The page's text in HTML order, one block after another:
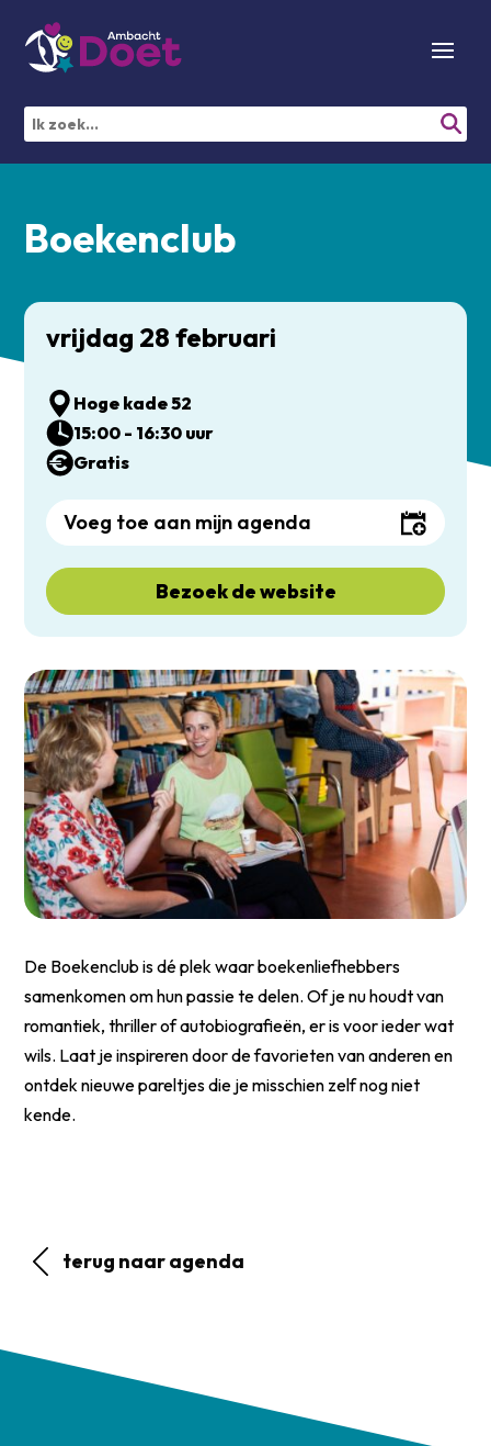
Boekenclub
De Boekenclub is dé plek waar boekenliefhebbers
samenkomen om hun passie te delen. Of je nu houdt van
romantiek, thriller of autobiografieën, er is voor ieder wat
wils. Laat je inspireren door de favorieten van anderen en
ontdek nieuwe pareltjes die je misschien zelf nog niet
kende.
terug naar agenda
vrijdag 28 februari
Hoge kade 52
15:00 - 16:30 uur
Gratis
Voeg toe aan mijn agenda
Bezoek de website